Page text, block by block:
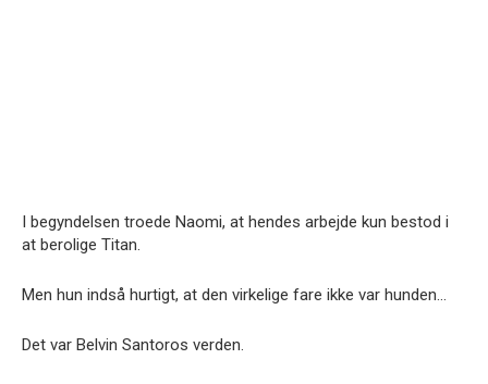
I begyndelsen troede Naomi, at hendes arbejde kun bestod i
at berolige Titan.
Men hun indså hurtigt, at den virkelige fare ikke var hunden…
Det var Belvin Santoros verden.